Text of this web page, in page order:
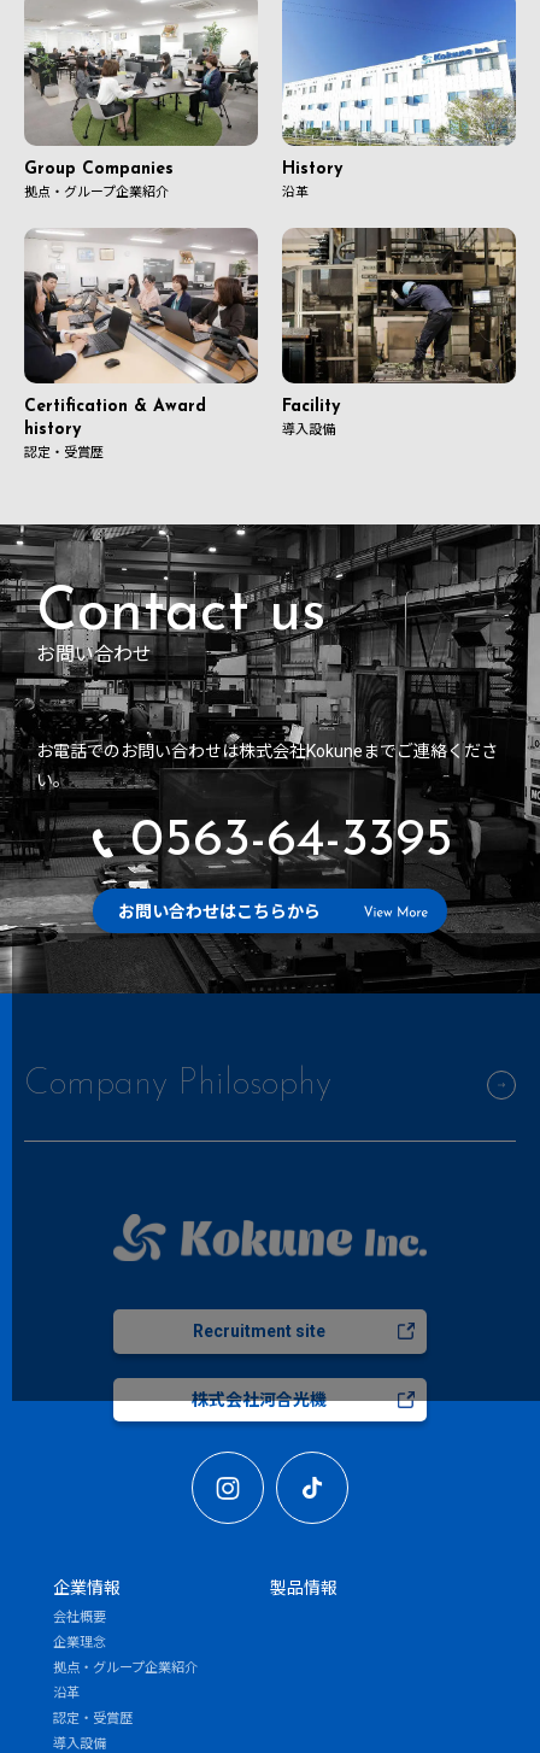
Group Companies
拠点・グループ企業紹介
History
沿革
Certification & Award
history
認定・受賞歴
Facility
導入設備
お問い合わせ
お電話でのお問い合わせは株式会社Kokuneまでご連絡くださ
い。
0563-64-3395
お問い合わせはこちらから
Company Philosophy
Recruitment site
株式会社河合光機
企業情報
会社概要
企業理念
拠点・グループ企業紹介
沿革
認定・受賞歴
導入設備
製品情報